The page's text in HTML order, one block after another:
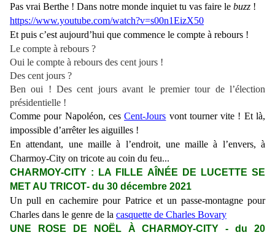
Pas vrai Berthe ! Dans notre monde inquiet tu vas faire le buzz !
https://www.youtube.com/watch?v=s00n1EizX50
Et puis c’est aujourd’hui que commence le compte à rebours !
Le compte à rebours ?
Oui le compte à rebours des cent jours !
Des cent jours ?
Ben oui ! Des cent jours avant le premier tour de l’élection
présidentielle !
Comme pour Napoléon, cesCent-Jours vont tourner vite ! Et là,
impossible d’arrêter les aiguilles !
En attendant, une maille à l’endroit, une maille à l’envers, à
Charmoy-City on tricote au coin du feu...
CHARMOY-CITY : LA FILLE AÎN ÉE DE
LUCETTE SE
MET AU TRICOT- du 30 décembre 2021
Un pull en cachemire pour Patrice et un passe-montagne pour
Charles dans le genre de la casquette de Charles Bovary
UNE ROSE DE NOËL À
CHARMOY-CITY
- du 20